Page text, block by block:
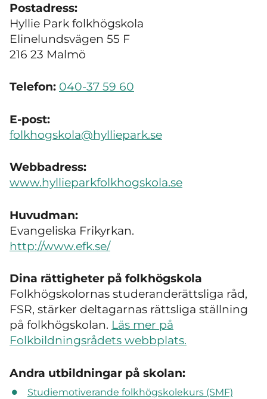
Postadress:
Hyllie Park folkhögskola
Elinelundsvägen 55 F
216 23 Malmö
Telefon: 040-37 59 60
E-post:
folkhogskola@hylliepark.se
Webbadress:
www.hyllieparkfolkhogskola.se
Huvudman:
Evangeliska Frikyrkan.
http://www.efk.se/
Dina rättigheter på folkhögskola
Folkhögskolornas studeranderättsliga råd,
FSR, stärker deltagarnas rättsliga ställning
på folkhögskolan. Läs mer på
Folkbildningsrådets webbplats.
Andra utbildningar på skolan:
Studiemotiverande folkhögskolekurs (SMF)